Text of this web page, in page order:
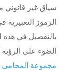
سياق غير قانوني
الرموز
بالتفصيل في هذه
الضوء على الرؤية
مجموعة المحامي